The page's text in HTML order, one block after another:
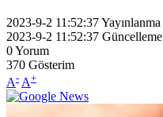
2023-9-2 11:52:37Yayınlanma
2023-9-2 11:52:37 Güncelleme
0Yorum
370 Gösterim
A- A+